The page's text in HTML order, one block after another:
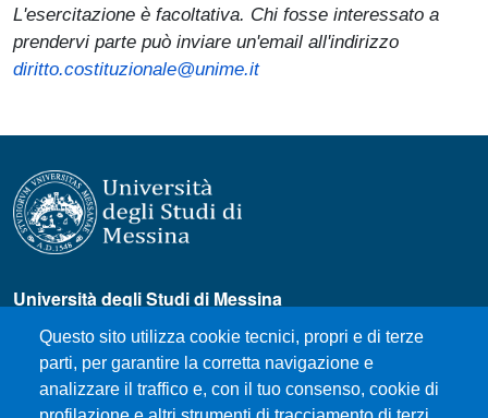
L'esercitazione è facoltativa. Chi fosse interessato a
prendervi parte può inviare un'email all'indirizzo
diritto.costituzionale@unime.it
Questo sito utilizza cookie tecnici, propri e di terze
parti, per garantire la corretta navigazione e
analizzare il traffico e, con il tuo consenso, cookie di
Università degli Studi di Messina
Piazza Pugliatti, 1 - 98122 Messina
Cod. Fiscale 80004070837
P.IVA 00724160833
Centralino: 090 676 1